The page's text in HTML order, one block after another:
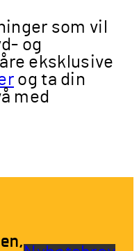
som vil
og
eksklusive
og ta din
med